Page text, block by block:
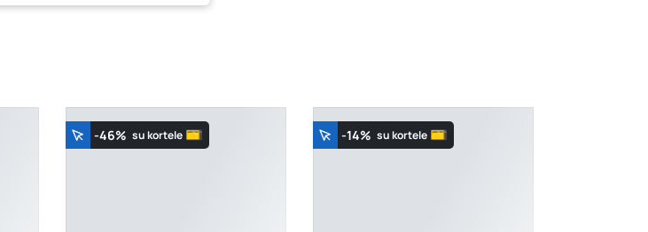
-46% su kortele -14% su kortele